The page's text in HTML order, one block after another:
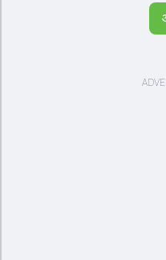
सीरीज खेलेंगे। वहीं, विराट कोहली